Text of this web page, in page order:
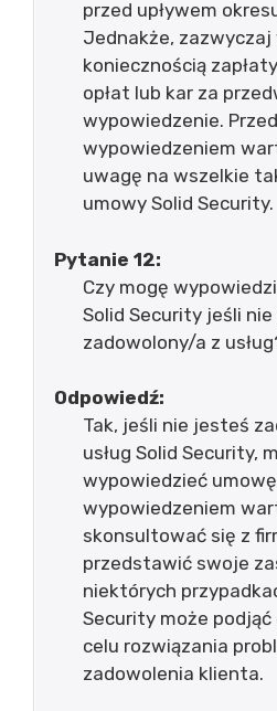
przed upływem
Jednakże, zazwyczaj
koniecznością
opłat lub kar za
wypowiedzenie. Przed
wypowiedzeniem
uwagę na wszelkie
umowy Solid Security.
Pytanie 12:
Czy mogę
Solid Security jeśli
zadowolony/a z
Odpowiedź:
Tak, jeśli nie jesteś
usług Solid Security,
wypowiedzieć
wypowiedzeniem
skonsultować się z
przedstawić swoje
niektórych
Security może podjąć
celu rozwiązania
zadowolenia klienta.